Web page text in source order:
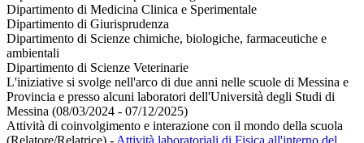
Dipartimento di Medicina Clinica e Sperimentale
Dipartimento di Giurisprudenza
Dipartimento di Scienze chimiche, biologiche, farmaceutiche e
ambientali
Dipartimento di Scienze Veterinarie
L'iniziative si svolge nell'arco di due anni nelle scuole di Messina e
Provincia e presso alcuni laboratori dell'Università degli Studi di
Messina (08/03/2024 - 07/12/2025)
Attività di coinvolgimento e interazione con il mondo della scuola